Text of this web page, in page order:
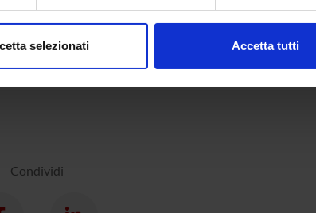
dalla Dichiarazione sui cookie.
selezionati Accetta tutti
Condividi